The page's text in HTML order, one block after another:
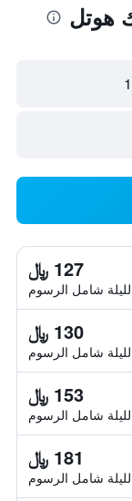
هوتل
127 ﷼
شامل الرسوم
130 ﷼
شامل الرسوم
153 ﷼
شامل الرسوم
181 ﷼
شامل الرسوم